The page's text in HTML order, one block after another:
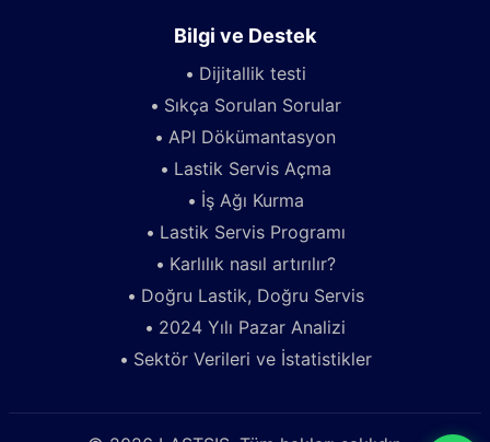
Bilgi ve Destek
Dijitallik testi
Sıkça Sorulan Sorular
API Dökümantasyon
Lastik Servis Açma
İş Ağı Kurma
Lastik Servis Programı
Karlılık nasıl artırılır?
Doğru Lastik, Doğru Servis
2024 Yılı Pazar Analizi
Sektör Verileri ve İstatistikler